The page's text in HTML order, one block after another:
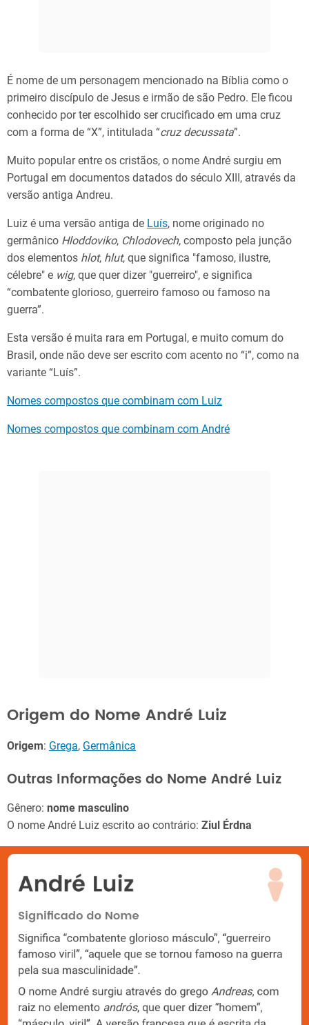
É nome de um personagem mencionado na Bíblia como o
primeiro discípulo de Jesus e irmão de são Pedro. Ele ficou
conhecido por ter escolhido ser crucificado em uma cruz
com a forma de “X”, intitulada “cruz decussata”.
Muito popular entre os cristãos, o nome André surgiu em
Portugal em documentos datados do século XIII, através da
versão antiga Andreu.
Luiz é uma versão antiga de Luís, nome originado no
germânico Hloddoviko, Chlodovech, composto pela junção
dos elementos hlot, hlut, que significa "famoso, ilustre,
célebre" e wig, que quer dizer "guerreiro", e significa
“combatente glorioso, guerreiro famoso ou famoso na
guerra”.
Esta versão é muita rara em Portugal, e muito comum do
Brasil, onde não deve ser escrito com acento no “i”, como na
variante “Luís”.
Nomes compostos que combinam com Luiz
Nomes compostos que combinam com André
Origem do Nome André Luiz
Origem: Grega, Germânica
Outras Informações do Nome André Luiz
Gênero: nome masculino
O nome André Luiz escrito ao contrário: Ziul Érdna